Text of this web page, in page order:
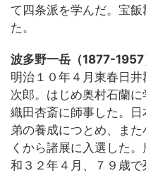
て四条派を学んだ。宝
た。
波多野一岳（1877-1957
明治１０年４月東春日
次郎。はじめ奥村石蘭に
織田杏斎に師事した。
弟の養成につとめ、ま
くから諸展に入選した
和３２年４月、７９歳で